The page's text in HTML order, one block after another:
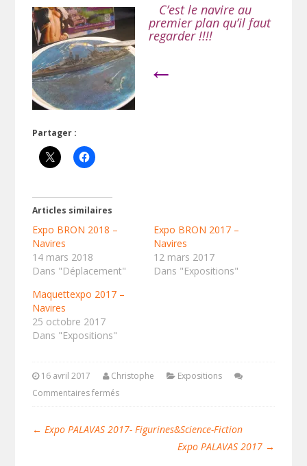
C’est le navire au
premier plan qu’il faut
regarder !!!!
←
Partager :
Articles similaires
Expo BRON 2018 –
Navires
14 mars 2018
Dans "Déplacement"
Expo BRON 2017 –
Navires
12 mars 2017
Dans "Expositions"
Maquettexpo 2017 –
Navires
25 octobre 2017
Dans "Expositions"
16 avril 2017 Christophe
Expositions
Commentaires fermés
← Expo PALAVAS 2017- Figurines&Science-Fiction
Expo PALAVAS 2017 →